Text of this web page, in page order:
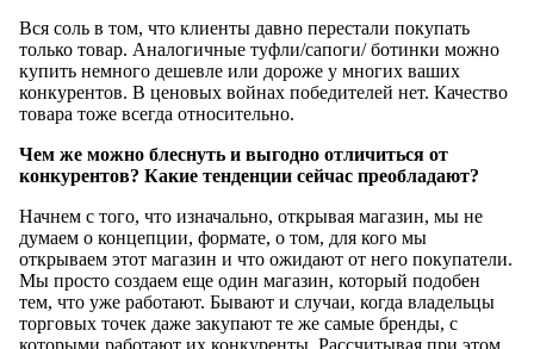
Вся соль в том, что клиенты давно перестали покупать
только товар. Аналогичные туфли/сапоги/ ботинки можно
купить немного дешевле или дороже у многих ваших
конкурентов. В ценовых войнах победителей нет. Качество
товара тоже всегда относительно.
Чем же можно блеснуть и выгодно отличиться от
конкурентов? Какие тенденции сейчас преобладают?
Начнем с того, что изначально, открывая магазин, мы не
думаем о концепции, формате, о том, для кого мы
открываем этот магазин и что ожидают от него покупатели.
Мы просто создаем еще один магазин, который подобен
тем, что уже работают. Бывают и случаи, когда владельцы
торговых точек даже закупают те же самые бренды, с